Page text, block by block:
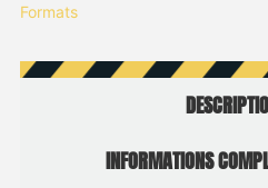
Formats
INFORMATIONS